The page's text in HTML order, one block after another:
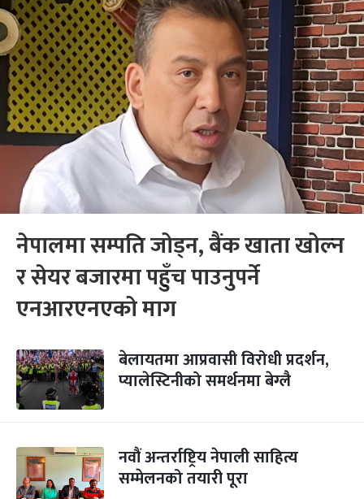
नेपालमा सम्पति जोड्न, बैंक खाता खोल्न
र सेयर बजारमा पहुँच पाउनुपर्ने
एनआरएनएको माग
बेलायतमा आप्रवासी विरोधी प्रदर्शन,
प्यालेस्टिनीको समर्थनमा बेग्लै
नवौं अन्तर्राष्ट्रिय नेपाली साहित्य
सम्मेलनको तयारी पूरा